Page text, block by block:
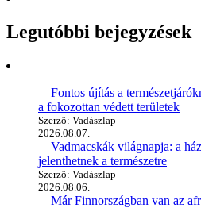
Legutóbbi bejegyzések
Fontos újítás a
a fokozottan védett területek
Szerző: Vadászlap
2026.08.07.
Vadmacskák világnapja: a
jelenthetnek a természetre
Szerző: Vadászlap
2026.08.06.
Már Finnországban van az